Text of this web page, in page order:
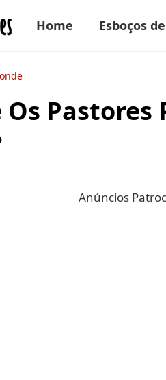
Home Esboços
Pastores
Anúncios